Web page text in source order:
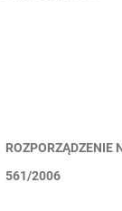
ROZPORZĄDZENIE
561/2006